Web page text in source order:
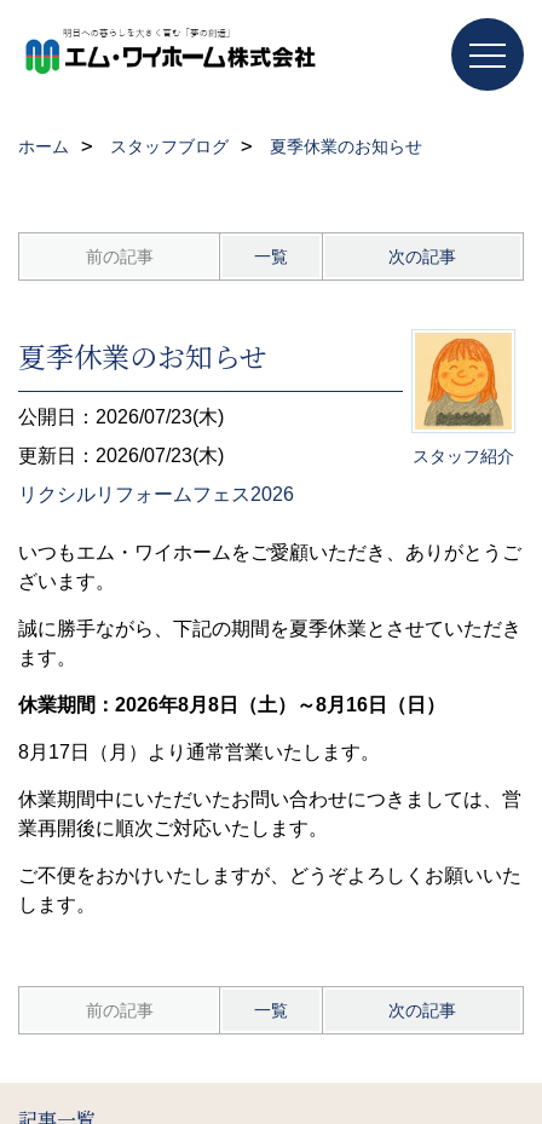
ホーム スタッフブログ 夏季休業のお知らせ
前の記事 一覧 次の記事
スタッフ紹介
夏季休業のお知らせ
公開日：2026/07/23(木)
更新日：2026/07/23(木)
リクシルリフォームフェス2026
いつもエム・ワイホームをご愛顧いただき、ありがとうご
ざいます。
誠に勝手ながら、下記の期間を夏季休業とさせていただき
ます。
休業期間：2026年8月8日（土）～8月16日（日）
8月17日（月）より通常営業いたします。
休業期間中にいただいたお問い合わせにつきましては、営
業再開後に順次ご対応いたします。
ご不便をおかけいたしますが、どうぞよろしくお願いいた
します。
前の記事 一覧 次の記事